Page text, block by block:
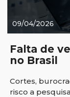
09/04/2026
Falta de
no Brasil
Cortes,
risco a